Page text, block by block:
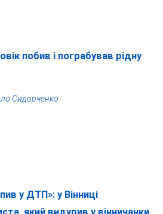
побив і пограбував рідну
Сидорченко
у ДТП»: у Вінниці